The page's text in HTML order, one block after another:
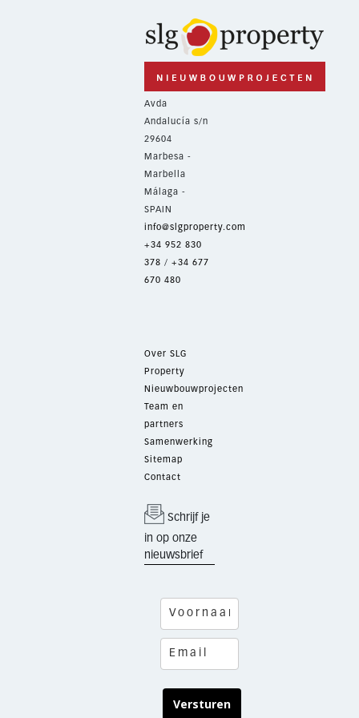
Avda
Andalucía s/n
29604
Marbesa -
Marbella
Málaga -
SPAIN
info@slgproperty.com
+34 952 830
378 / +34 677
670 480
Over SLG
Property
Nieuwbouwprojecten
Team en
partners
Samenwerking
Sitemap
Contact
Schrijf je
in op onze
nieuwsbrief
Versturen